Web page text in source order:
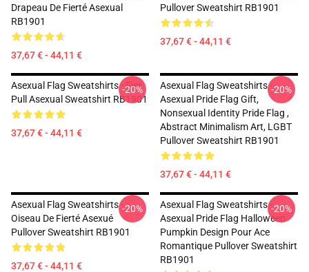
Drapeau De Fierté Asexual
RB1901
37,67 € - 44,11 €
Pullover Sweatshirt RB1901
37,67 € - 44,11 €
Asexual Flag Sweatshirts - Fier
Pull Asexual Sweatshirt RB1901
37,67 € - 44,11 €
-20%
Asexual Flag Sweatshirts -
Asexual Pride Flag Gift,
Nonsexual Identity Pride Flag ,
Abstract Minimalism Art, LGBT
Pullover Sweatshirt RB1901
37,67 € - 44,11 €
-20%
Asexual Flag Sweatshirts -
Oiseau De Fierté Asexué
Pullover Sweatshirt RB1901
37,67 € - 44,11 €
-20%
Asexual Flag Sweatshirts -
Asexual Pride Flag Halloween
Pumpkin Design Pour Ace
Romantique Pullover Sweatshirt
RB1901
-20%